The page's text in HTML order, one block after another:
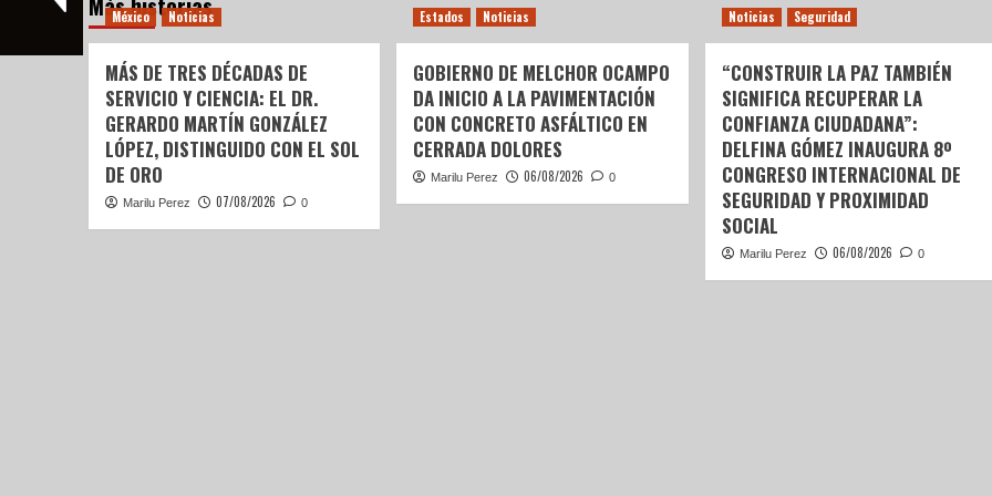
México Noticias
MÁS DE TRES DÉCADAS DE
SERVICIO Y CIENCIA: EL DR.
GERARDO MARTÍN GONZÁLEZ
LÓPEZ, DISTINGUIDO CON EL SOL
DE ORO
Marilu Perez 07/08/2026 0
Estados Noticias
GOBIERNO DE MELCHOR OCAMPO
DA INICIO A LA PAVIMENTACIÓN
CON CONCRETO ASFÁLTICO EN
CERRADA DOLORES
Marilu Perez 06/08/2026 0
Noticias Seguridad
“CONSTRUIR LA PAZ TAMBIÉN
SIGNIFICA RECUPERAR LA
CONFIANZA CIUDADANA”:
DELFINA GÓMEZ INAUGURA 8º
CONGRESO INTERNACIONAL DE
SEGURIDAD Y PROXIMIDAD
SOCIAL
Marilu Perez 06/08/2026 0